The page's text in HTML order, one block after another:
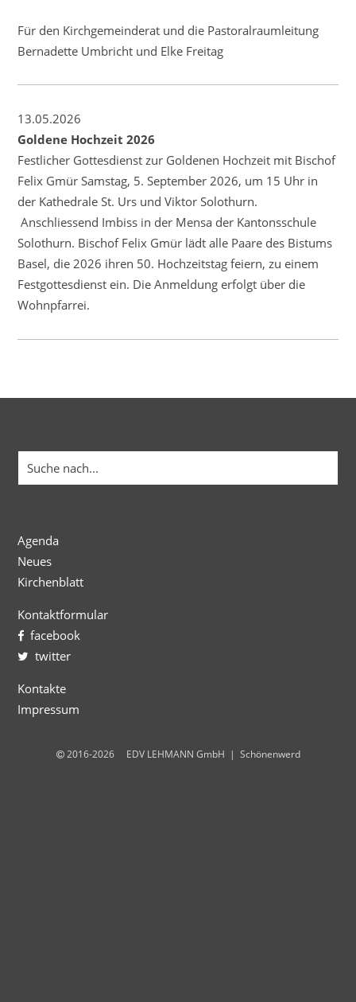
Für den Kirchgemeinderat und die Pastoralraumleitung
Bernadette Umbricht und Elke Freitag
13.05.2026
Goldene Hochzeit 2026
Festlicher Gottesdienst zur Goldenen Hochzeit mit Bischof
Felix Gmür Samstag, 5. September 2026, um 15 Uhr in
der Kathedrale St. Urs und Viktor Solothurn.
Anschliessend Imbiss in der Mensa der Kantonsschule
Solothurn. Bischof Felix Gmür lädt alle Paare des Bistums
Basel, die 2026 ihren 50. Hochzeitstag feiern, zu einem
Festgottesdienst ein. Die Anmeldung erfolgt über die
Wohnpfarrei.
Agenda
Neues
Kirchenblatt
Kontaktformular
facebook
twitter
Kontakte
Impressum
2016-2026 EDV LEHMANN GmbH | Schönenwerd